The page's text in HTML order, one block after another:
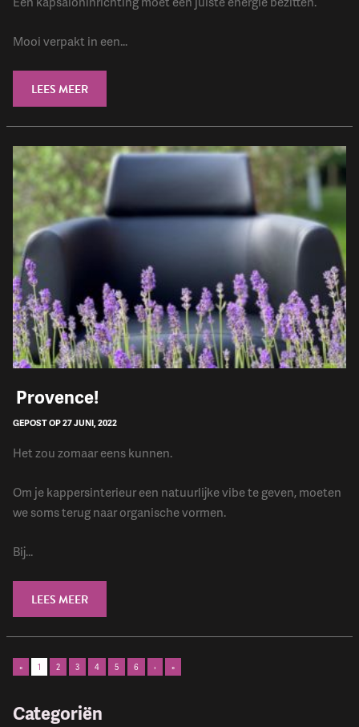
Mooi verpakt in een...
LEES MEER
​ Provence!
GEPOST OP 27 JUNI, 2022
Het zou zomaar eens kunnen.
Om je kappersinterieur een natuurlijke vibe te geven, moeten
we soms terug naar organische vormen.
Bij...
LEES MEER
« 1 2 3 4 5 6 › »
Categoriën